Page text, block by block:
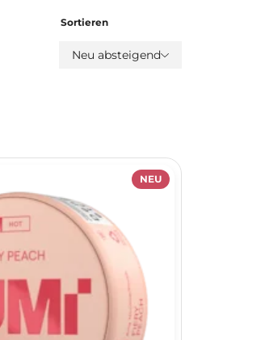
Sortieren
Neu absteigend
NEU